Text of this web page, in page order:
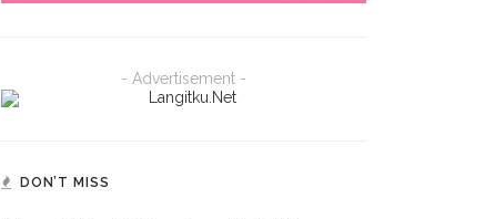
- Advertisement -
DON’T MISS